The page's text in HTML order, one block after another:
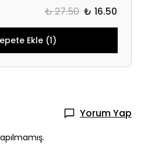
₺ 27.50 ₺ 16.50
Ekle (1)
Yorum Yap